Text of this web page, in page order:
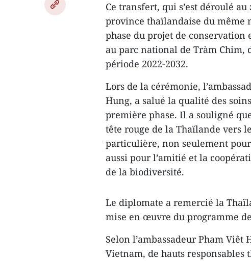
Ce transfert, qui s’est déroulé
province thaïlandaise du même
phase du projet de conservation
au parc national de Tràm Chim,
période 2022-2032.
Lors de la cérémonie,
Hung, a salué la qualité des
première phase. Il a souligné
tête rouge de la Thaïlande vers
particulière, non seulement
aussi pour l’amitié et la
de la biodiversité.
Le diplomate a remercié la
mise en œuvre du programme
Selon l’ambassadeur Pham
Vietnam, de hauts